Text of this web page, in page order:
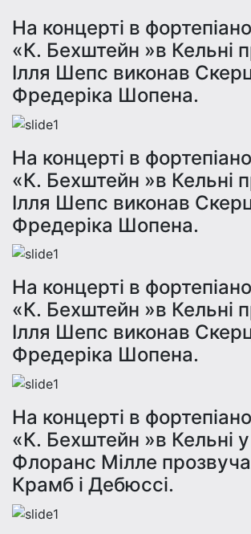
На концерті в
«К. Бехштейн »в Кельні
Ілля Шепс виконав
Фредеріка Шопена.
На концерті в
«К. Бехштейн »в Кельні
Ілля Шепс виконав
Фредеріка Шопена.
На концерті в
«К. Бехштейн »в Кельні
Ілля Шепс виконав
Фредеріка Шопена.
На концерті в
«К. Бехштейн »в Кельні у
Флорaнс Мілле
Крамб і Дебюссі.